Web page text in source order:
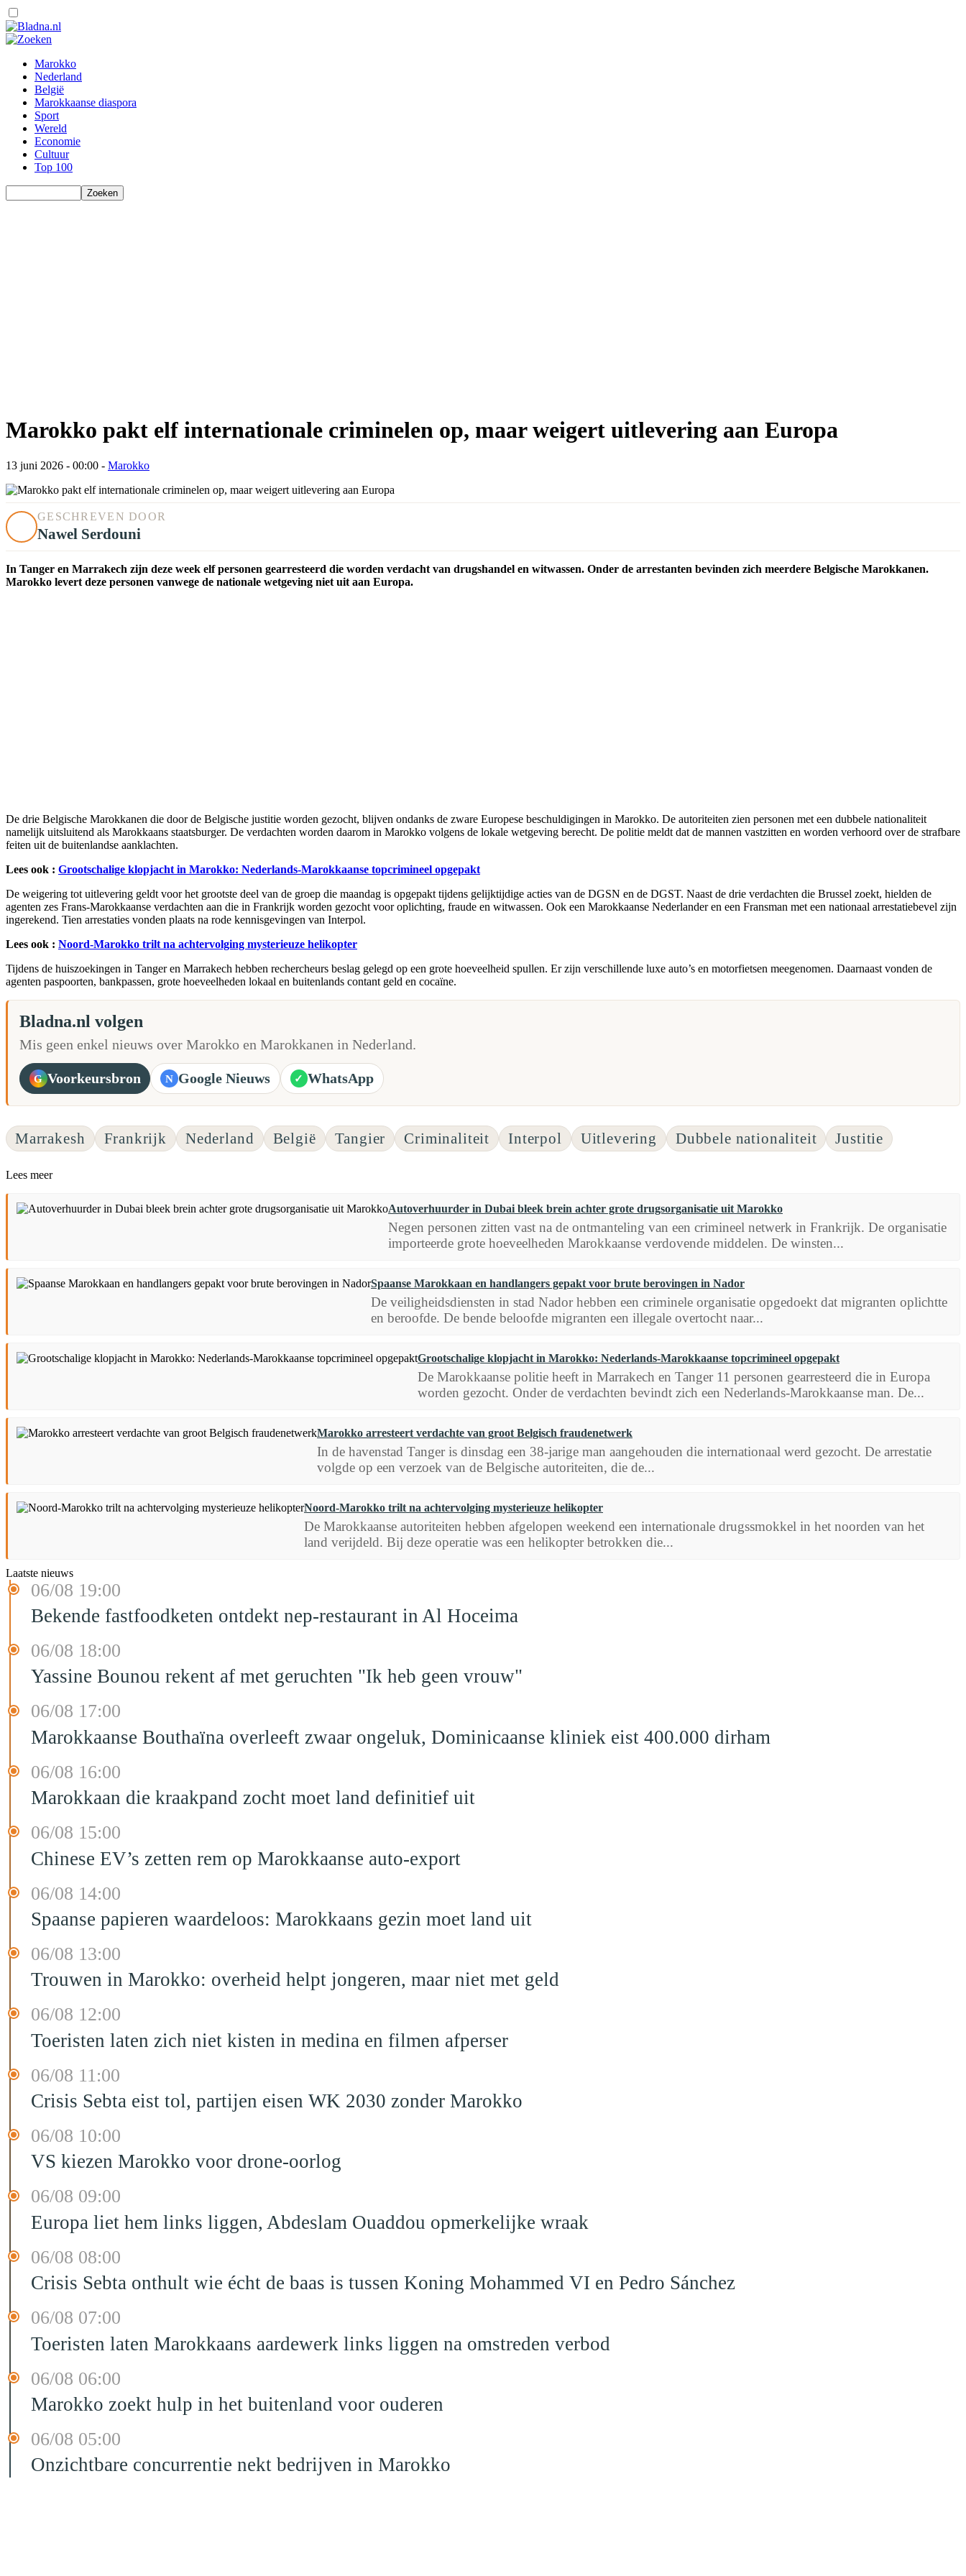
Marokko
Nederland
België
Marokkaanse diaspora
Sport
Wereld
Economie
Cultuur
Top 100
Marokko pakt elf internationale criminelen op, maar weigert uitlevering aan Europa
13 juni 2026 - 00:00 - Marokko
GESCHREVEN DOOR
Nawel Serdouni
In Tanger en Marrakech zijn deze week elf personen gearresteerd die worden verdacht van drugshandel en witwassen. Onder de arrestanten bevinden zich meerdere Belgische Marokkanen.
Marokko levert deze personen vanwege de nationale wetgeving niet uit aan Europa.
De drie Belgische Marokkanen die door de Belgische justitie worden gezocht, blijven ondanks de zware Europese beschuldigingen in Marokko. De autoriteiten zien personen met een dubbele nationaliteit
namelijk uitsluitend als Marokkaans staatsburger. De verdachten worden daarom in Marokko volgens de lokale wetgeving berecht. De politie meldt dat de mannen vastzitten en worden verhoord over de strafbare
feiten uit de buitenlandse aanklachten.
Lees ook : Grootschalige klopjacht in Marokko: Nederlands-Marokkaanse topcrimineel opgepakt
De weigering tot uitlevering geldt voor het grootste deel van de groep die maandag is opgepakt tijdens gelijktijdige acties van de DGSN en de DGST. Naast de drie verdachten die Brussel zoekt, hielden de
agenten zes Frans-Marokkaanse verdachten aan die in Frankrijk worden gezocht voor oplichting, fraude en witwassen. Ook een Marokkaanse Nederlander en een Fransman met een nationaal arrestatiebevel zijn
ingerekend. Tien arrestaties vonden plaats na rode kennisgevingen van Interpol.
Lees ook : Noord-Marokko trilt na achtervolging mysterieuze helikopter
Tijdens de huiszoekingen in Tanger en Marrakech hebben rechercheurs beslag gelegd op een grote hoeveelheid spullen. Er zijn verschillende luxe auto’s en motorfietsen meegenomen. Daarnaast vonden de
agenten paspoorten, bankpassen, grote hoeveelheden lokaal en buitenlands contant geld en cocaïne.
Bladna.nl volgen
Mis geen enkel nieuws over Marokko en Marokkanen in Nederland.
G Voorkeursbron N Google Nieuws ✓ WhatsApp
Marrakesh Frankrijk Nederland België Tangier Criminaliteit Interpol Uitlevering Dubbele nationaliteit Justitie
Lees meer
Autoverhuurder in Dubai bleek brein achter grote drugsorganisatie uit Marokko
Negen personen zitten vast na de ontmanteling van een crimineel netwerk in Frankrijk. De organisatie
importeerde grote hoeveelheden Marokkaanse verdovende middelen. De winsten...
Spaanse Marokkaan en handlangers gepakt voor brute berovingen in Nador
De veiligheidsdiensten in stad Nador hebben een criminele organisatie opgedoekt dat migranten oplichtte
en beroofde. De bende beloofde migranten een illegale overtocht naar...
Grootschalige klopjacht in Marokko: Nederlands-Marokkaanse topcrimineel opgepakt
De Marokkaanse politie heeft in Marrakech en Tanger 11 personen gearresteerd die in Europa
worden gezocht. Onder de verdachten bevindt zich een Nederlands-Marokkaanse man. De...
Marokko arresteert verdachte van groot Belgisch fraudenetwerk
In de havenstad Tanger is dinsdag een 38-jarige man aangehouden die internationaal werd gezocht. De arrestatie
volgde op een verzoek van de Belgische autoriteiten, die de...
Noord-Marokko trilt na achtervolging mysterieuze helikopter
De Marokkaanse autoriteiten hebben afgelopen weekend een internationale drugssmokkel in het noorden van het
land verijdeld. Bij deze operatie was een helikopter betrokken die...
Laatste nieuws
06/08 19:00
Bekende fastfoodketen ontdekt nep-restaurant in Al Hoceima
06/08 18:00
Yassine Bounou rekent af met geruchten "Ik heb geen vrouw"
06/08 17:00
Marokkaanse Bouthaïna overleeft zwaar ongeluk, Dominicaanse kliniek eist 400.000 dirham
06/08 16:00
Marokkaan die kraakpand zocht moet land definitief uit
06/08 15:00
Chinese EV’s zetten rem op Marokkaanse auto-export
06/08 14:00
Spaanse papieren waardeloos: Marokkaans gezin moet land uit
06/08 13:00
Trouwen in Marokko: overheid helpt jongeren, maar niet met geld
06/08 12:00
Toeristen laten zich niet kisten in medina en filmen afperser
06/08 11:00
Crisis Sebta eist tol, partijen eisen WK 2030 zonder Marokko
06/08 10:00
VS kiezen Marokko voor drone-oorlog
06/08 09:00
Europa liet hem links liggen, Abdeslam Ouaddou opmerkelijke wraak
06/08 08:00
Crisis Sebta onthult wie écht de baas is tussen Koning Mohammed VI en Pedro Sánchez
06/08 07:00
Toeristen laten Marokkaans aardewerk links liggen na omstreden verbod
06/08 06:00
Marokko zoekt hulp in het buitenland voor ouderen
06/08 05:00
Onzichtbare concurrentie nekt bedrijven in Marokko